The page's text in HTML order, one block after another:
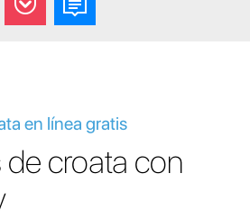
en línea gratis
croata con